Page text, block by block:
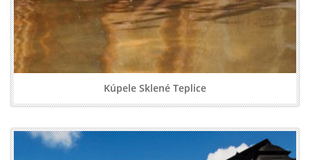
Kúpele Sklené Teplice